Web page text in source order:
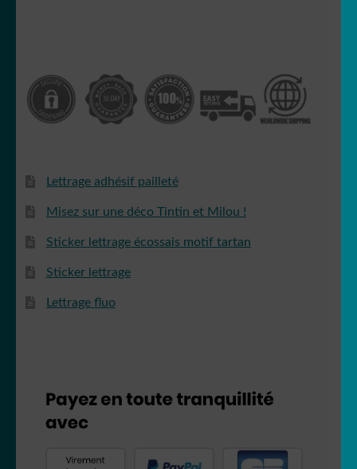
Lettrage adhésif pailleté
Misez sur une déco Tintin et Milou !
Sticker lettrage écossais motif tartan
Sticker lettrage
Lettrage fluo